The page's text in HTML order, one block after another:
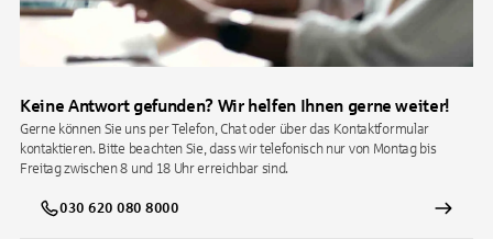
Keine Antwort gefunden? Wir helfen Ihnen gerne weiter!
Gerne können Sie uns per Telefon, Chat oder über das Kontaktformular
kontaktieren. Bitte beachten Sie, dass wir telefonisch nur von Montag bis
Freitag zwischen 8 und 18 Uhr erreichbar sind.
030 620 080 8000